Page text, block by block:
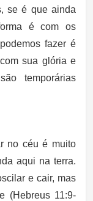
se é que ainda
é com os
fazer é
sua glória e
temporárias
no céu é muito
aqui na terra.
e cair, mas
(Hebreus 11:9-